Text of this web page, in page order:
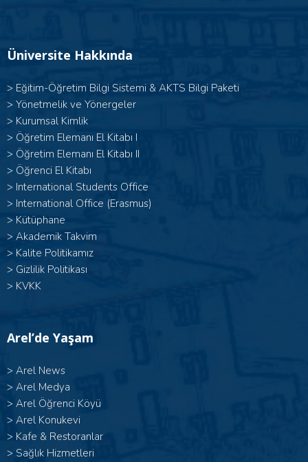
Üniversite Hakkında
> Eğitim-Öğretim Bilgi Sistemi & AKTS Bilgi Paketi
> Yönetmelik ve Yönergeler
> Kurumsal Kimlik
> Öğretim Elemanı El Kitabı I
> Öğretim Elemanı El Kitabı II
> Öğrenci El Kitabı
> International Students Office
> International Office (Erasmus)
> Kütüphane
> Akademik Takvim
> Kalite Politikamız
> Gizlilik Politikası
> KVKK
Arel’de Yaşam
> Arel News
> Arel Medya
> Arel Öğrenci Köyü
> Arel Konukevi
> Kafe & Restoranlar
> Sağlık Hizmetleri